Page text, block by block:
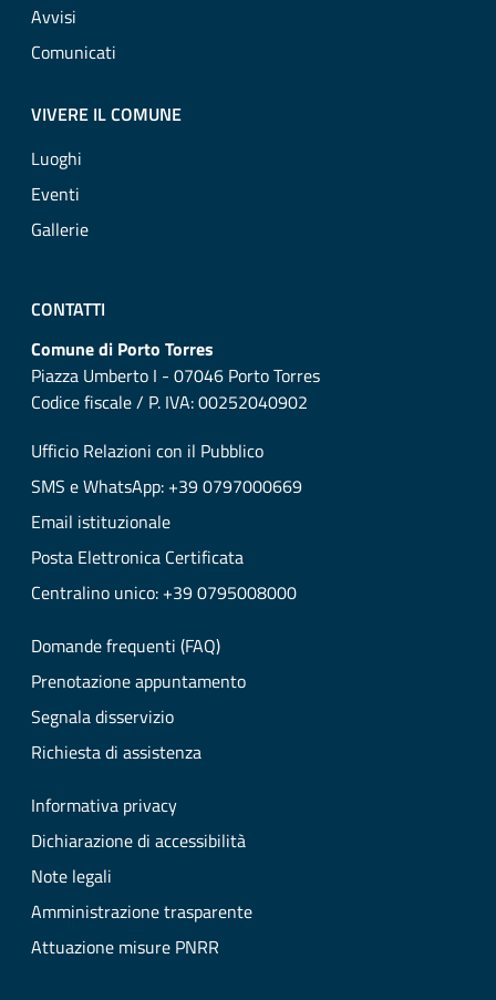
Avvisi
Comunicati
VIVERE IL COMUNE
Luoghi
Eventi
Gallerie
CONTATTI
Comune di Porto Torres
Piazza Umberto I - 07046 Porto Torres
Codice fiscale / P. IVA: 00252040902
Ufficio Relazioni con il Pubblico
SMS e WhatsApp: +39 0797000669
Email istituzionale
Posta Elettronica Certificata
Centralino unico: +39 0795008000
Domande frequenti (FAQ)
Prenotazione appuntamento
Segnala disservizio
Richiesta di assistenza
Informativa privacy
Dichiarazione di accessibilità
Note legali
Amministrazione trasparente
Attuazione misure PNRR